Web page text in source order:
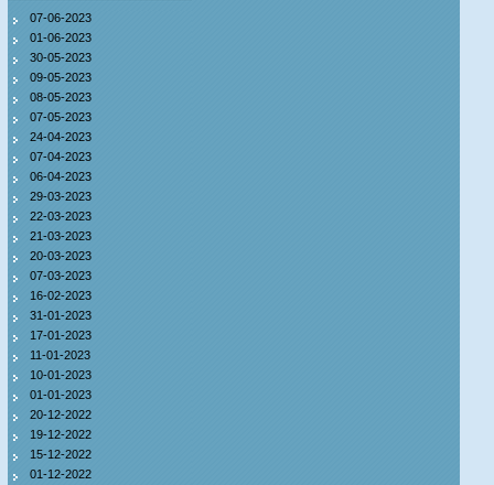
07-06-2023
01-06-2023
30-05-2023
09-05-2023
08-05-2023
07-05-2023
24-04-2023
07-04-2023
06-04-2023
29-03-2023
22-03-2023
21-03-2023
20-03-2023
07-03-2023
16-02-2023
31-01-2023
17-01-2023
11-01-2023
10-01-2023
01-01-2023
20-12-2022
19-12-2022
15-12-2022
01-12-2022